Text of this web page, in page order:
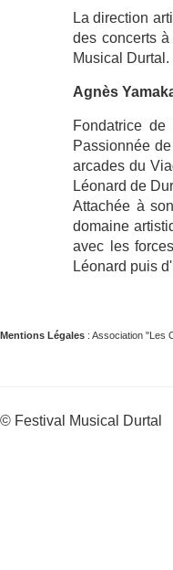
La direction
des concerts
Musical Durtal.
Agnès
Fondatrice
Passionnée
arcades du
Léonard de
Attachée à
domaine
avec les
Léonard puis
Mentions Légales : Association "Les
© Festival Musical Durtal